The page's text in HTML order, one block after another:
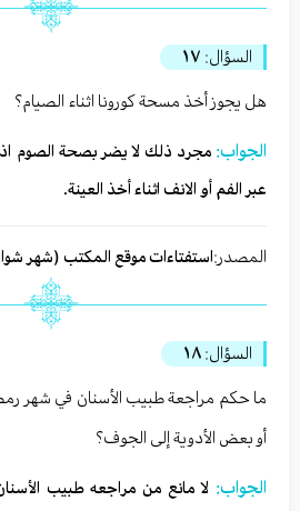
السؤال: ١٧
هل يجوز أخذ مسحة كورونا اثناء الصيام؟
الجواب:مجرد ذلك لا يضر بصحة الصوم
عبر الفم أو الانف اثناء أخذ العينة.
المصدر:استفتاءات موقع المكتب (شهر شوال
السؤال: ١٨
ما حكم مراجعة طبيب الأسنان في شهر
أو بعض الأدوية إلى الجوف؟
الجواب: لا مانع من مراجعه طبيب